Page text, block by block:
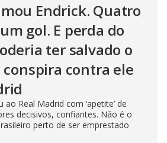
Endrick. Quatro
gol. E perda do
ter salvado o
conspira contra ele
Real Madrid com ‘apetite’ de
decisivos, confiantes. Não é o
perto de ser emprestado